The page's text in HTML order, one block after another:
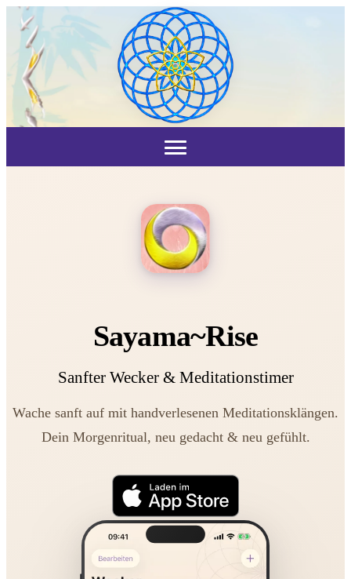
Sayama~Rise
Sanfter Wecker & Meditationstimer
Wache sanft auf mit handverlesenen Meditationsklängen.
Dein Morgenritual, neu gedacht & neu gefühlt.